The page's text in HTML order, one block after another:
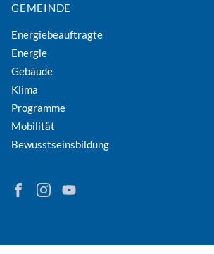
GEMEINDE
Energiebeauftragte
Energie
Gebäude
Klima
Programme
Mobilität
Bewusstseinsbildung
Finden Sie Energie in Niederösterreich auf
Folgen Sie Energie in Niederösterreich
Besuchen Sie den YouTube-Kanal